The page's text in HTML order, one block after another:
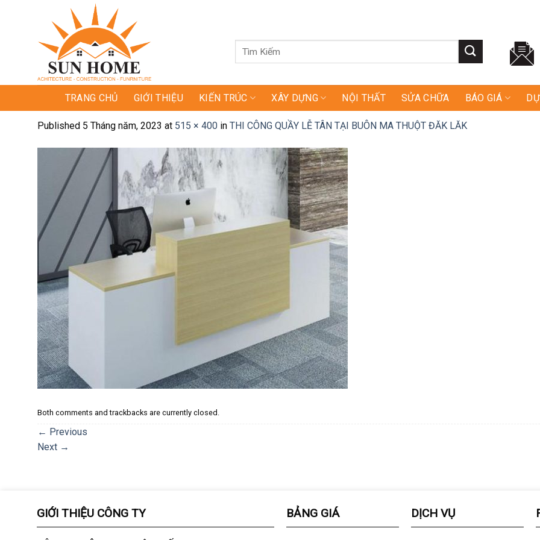
Tìm
TRANG CHỦ GIỚI THIỆU KIẾN TRÚC XÂY DỰNG NỘI THẤT SỬA CHỮA BÁO GIÁ
Published 5 Tháng năm, 2023 at 515 × 400 in THI CÔNG QUẦY LỄ TÂN TẠI BUÔN MA THUỘT ĐĂK LĂK
Both comments and trackbacks are currently closed.
← Previous
Next →
GIỚI THIỆU CÔNG TY BẢNG GIÁ DỊCH VỤ